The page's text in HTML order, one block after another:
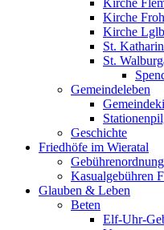
Kirche
Kirche
Kirche
St.
St.
Gemeindeleben
Geschichte
Friedhöfe im Wieratal
Kasualgebühren
Glauben & Leben
Beten
Elf-Uhr-